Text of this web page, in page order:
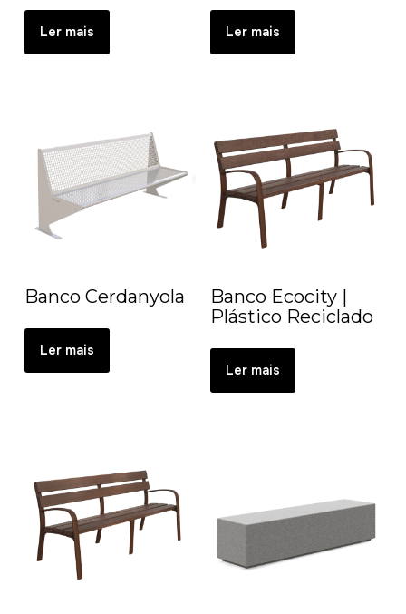
Ler mais Ler mais
Banco Cerdanyola
Ler mais
Banco Ecocity |
Plástico Reciclado
Ler mais